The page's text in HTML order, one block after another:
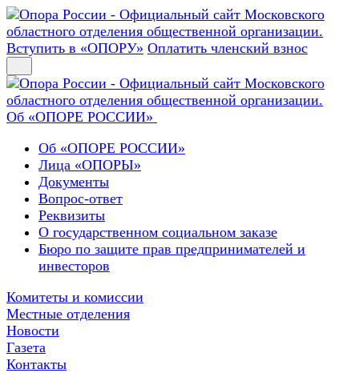
Вступить в «ОПОРУ» Оплатить членский взнос
Об «ОПОРЕ РОССИИ»
Об «ОПОРЕ РОССИИ»
Лица «ОПОРЫ»
Документы
Вопрос-ответ
Реквизиты
О государственном социальном заказе
Бюро по защите прав предпринимателей и
инвесторов
Комитеты и комиссии
Местные отделения
Новости
Газета
Контакты